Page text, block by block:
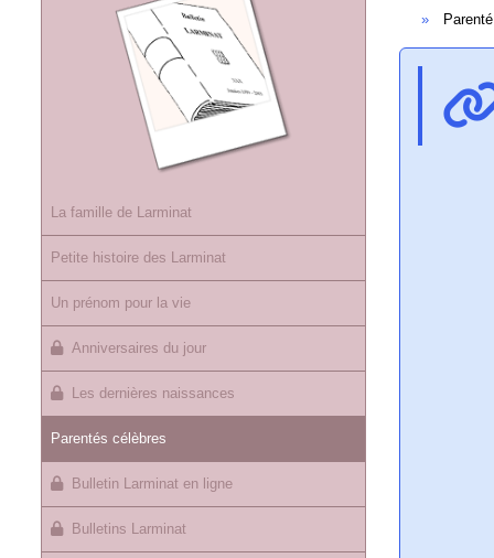
La famille de Larminat
Petite histoire des Larminat
Un prénom pour la vie
Anniversaires du jour
Les dernières naissances
Parentés célèbres
Bulletin Larminat en ligne
Bulletins Larminat